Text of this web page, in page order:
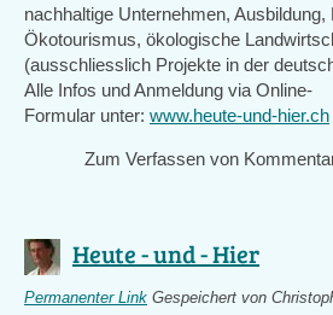
nachhaltige Unternehmen, Ausbildung,
Ökotourismus, ökologische
(ausschliesslich Projekte in der
Alle Infos und Anmeldung via Online-
Formular unter: www.heute-und-hier.ch
Zum Verfassen von
Heute - und - Hier
Permanenter Link Gespeichert von